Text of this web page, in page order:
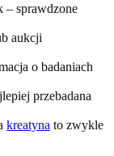
– sprawdzone
aukcji
o badaniach
przebadana
kreatyna to zwykle